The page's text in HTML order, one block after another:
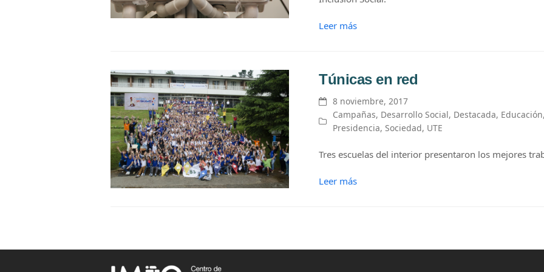
Leer más
Túnicas en red
8 noviembre, 2017
Campañas, Desarrollo Social, Destacada, Educación,
Presidencia, Sociedad, UTE
Tres escuelas del interior presentaron los mejores
Leer más